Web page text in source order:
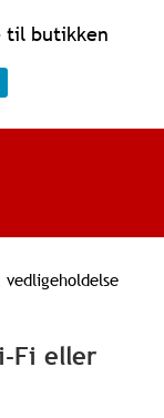
til butikken
Fi eller